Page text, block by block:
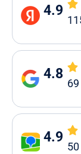
4.9
4.8
69
4.9
50